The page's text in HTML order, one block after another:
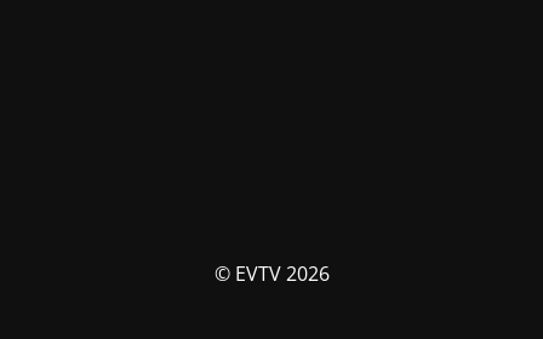
© EVTV 2026